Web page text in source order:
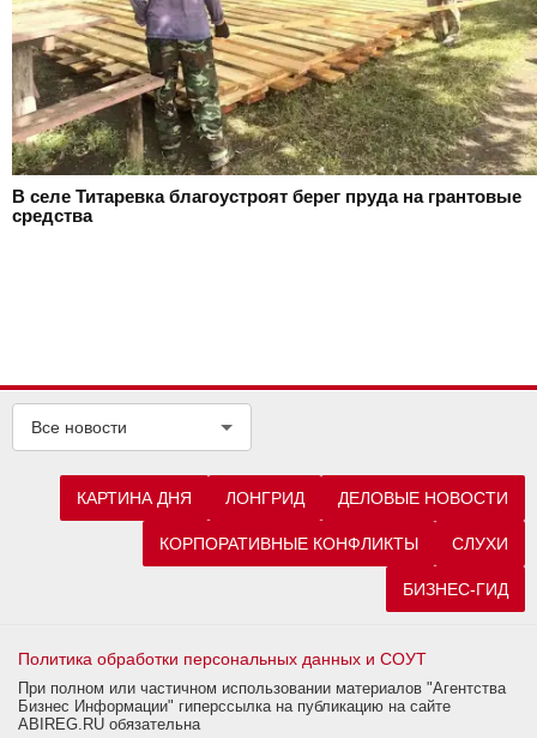
В селе Титаревка благоустроят берег пруда на грантовые
средства
Все новости
КАРТИНА ДНЯ ЛОНГРИД ДЕЛОВЫЕ НОВОСТИ
КОРПОРАТИВНЫЕ КОНФЛИКТЫ СЛУХИ
БИЗНЕС-ГИД
Политика обработки персональных данных и СОУТ
При полном или частичном использовании материалов "Агентства
Бизнес Информации" гиперссылка на публикацию на сайте
ABIREG.RU обязательна